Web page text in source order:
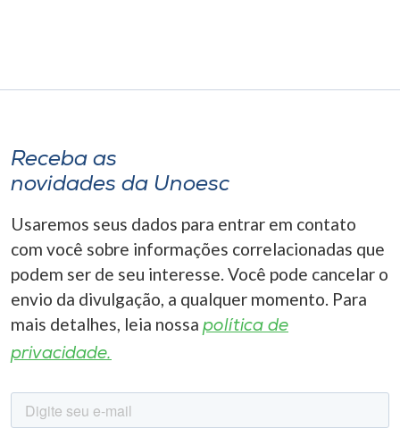
Selecione
o idioma
Receba as
novidades da Unoesc
Usaremos seus dados para entrar em contato
com você sobre informações correlacionadas que
podem ser de seu interesse. Você pode cancelar o
envio da divulgação, a qualquer momento. Para
mais detalhes, leia nossa política de
privacidade.